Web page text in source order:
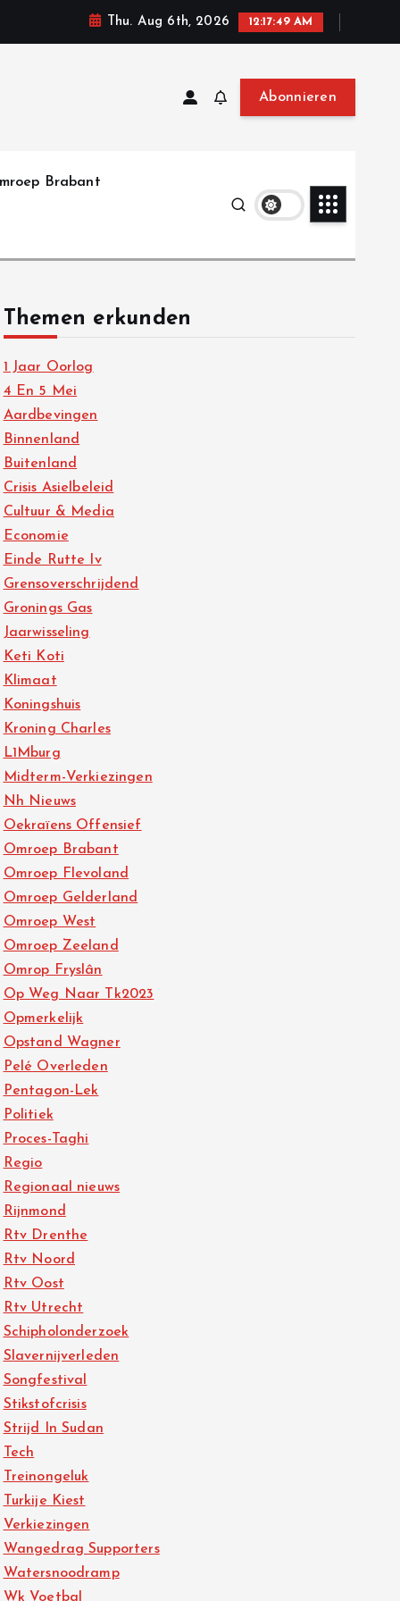
Thu. Aug 6th, 2026 12:17:50 AM
Abonnieren
Brabant
Themen erkunden
1 Jaar Oorlog
4 En 5 Mei
Aardbevingen
Binnenland
Buitenland
Crisis Asielbeleid
Cultuur & Media
Economie
Einde Rutte Iv
Grensoverschrijdend
Gronings Gas
Jaarwisseling
Keti Koti
Klimaat
Koningshuis
Kroning Charles
L1Mburg
Midterm-Verkiezingen
Nh Nieuws
Oekraïens Offensief
Omroep Brabant
Omroep Flevoland
Omroep Gelderland
Omroep West
Omroep Zeeland
Omrop Fryslân
Op Weg Naar Tk2023
Opmerkelijk
Opstand Wagner
Pelé Overleden
Pentagon-Lek
Politiek
Proces-Taghi
Regio
Regionaal nieuws
Rijnmond
Rtv Drenthe
Rtv Noord
Rtv Oost
Rtv Utrecht
Schipholonderzoek
Slavernijverleden
Songfestival
Stikstofcrisis
Strijd In Sudan
Tech
Treinongeluk
Turkije Kiest
Verkiezingen
Wangedrag Supporters
Watersnoodramp
Wk Voetbal